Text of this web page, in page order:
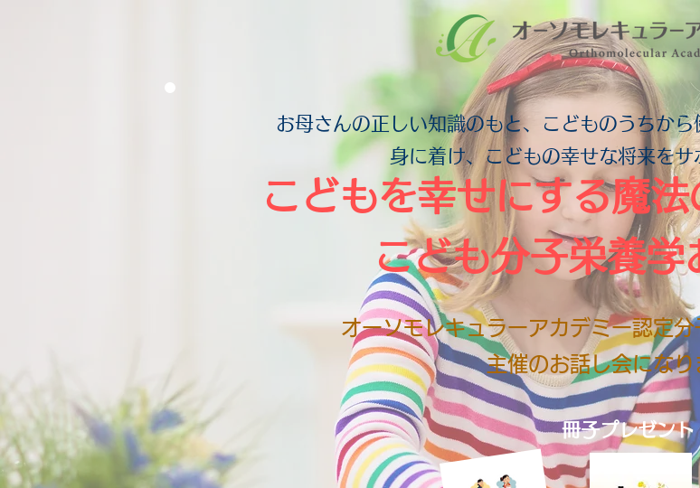
お母さんの正しい知識のもと、こどものうちか
身に着け、こどもの幸せな将来をサ
こどもを幸せにする魔
こども分子栄養学
オーソモレキュラーアカデミー認定
主催のお話し会になり
冊子プレゼント